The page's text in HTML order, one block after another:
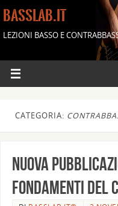
BASSLAB.IT
LEZIONI BASSO E
CATEGORIA:
Nuova
fondamenti del